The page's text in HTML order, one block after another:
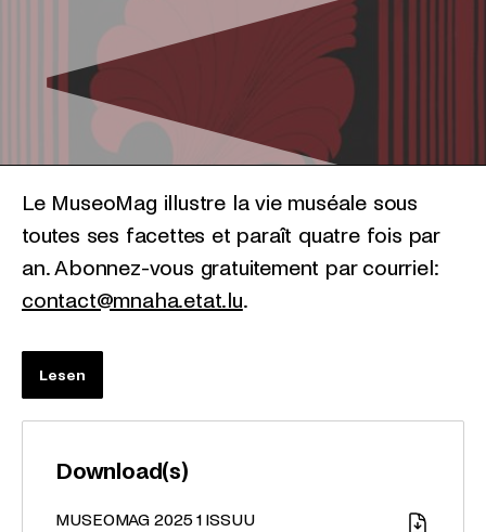
Le MuseoMag illustre la vie muséale sous
toutes ses facettes et paraît quatre fois par
an. Abonnez-vous gratuitement par courriel:
contact@mnaha.etat.lu.
Lesen
Download(s)
Download
MUSEOMAG 2025 1 ISSUU